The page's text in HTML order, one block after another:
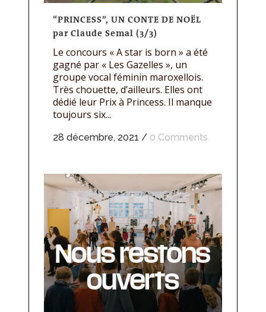
“PRINCESS”, UN CONTE DE NOËL
par Claude Semal (3/3)
Le concours « A star is born » a été
gagné par « Les Gazelles », un
groupe vocal féminin maroxellois.
Très chouette, d’ailleurs. Elles ont
dédié leur Prix à Princess. Il manque
toujours six...
28 décembre, 2021 / 0 Comments